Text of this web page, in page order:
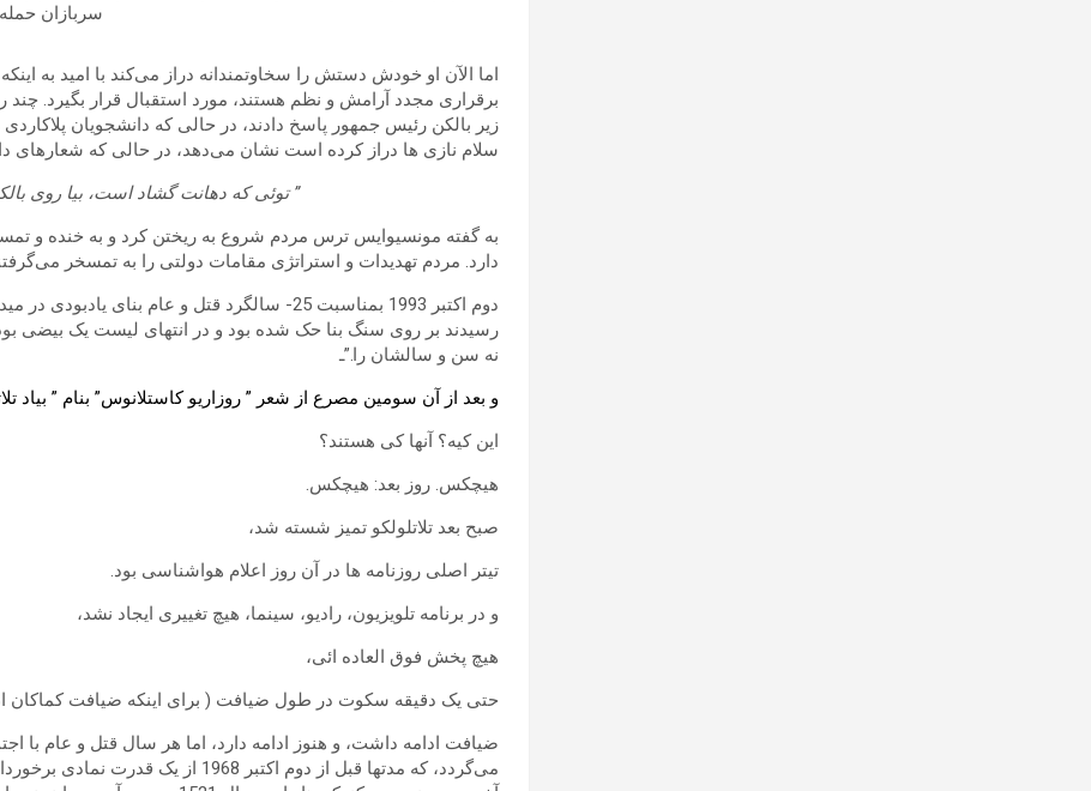
سربازان
اما الآن او خودش دستش را سخاوتمندانه دراز می‌کند با امید به
برقراری مجدد آرامش و نظم هستند، مورد استقبال قرار بگیرد.
زیر بالکن رئیس جمهور پاسخ دادند، در حالی که دانشجویان
سلام نازی ها دراز کرده است نشان می‌دهد، در حالی که شعارهای
”توئی که دهانت گشاد است، بیا روی
به گفته مونسیوایس ترس مردم شروع به ریختن کرد و به خنده و
دارد. مردم تهدیدات و استراتژی مقامات دولتی را به تمسخر می‌گرفتند. در روز 27 اوت 300000 نفر در
دوم اکتبر 1993 بمناسبت 25- سالگرد قتل و عام
رسیدند بر روی سنگ بنا حک شده بود و در انتهای لیست یک بیضی بود
نه سن و سالشان را.”ـ
و بعد از آن سومین مصرع از شعر ” روزاریو کاستلانوس” بنام ” بیاد
این کیه؟ آنها کی هستند؟
هیچکس. روز بعد: هیچکس.
صبح بعد تلاتلولکو تمیز شسته شد،
تیتر اصلی روزنامه ها در آن روز اعلام هواشناسی بود.
و در برنامه تلویزیون، رادیو، سینما، هیچ تغییری ایجاد نشد،
هیچ پخش فوق العاده ائی،
حتی یک دقیقه سکوت در طول ضیافت ( برای اینکه ضیافت کماکان
ضیافت ادامه داشت، و هنوز ادامه دارد، اما هر سال قتل و عام با
می‌گردد، که مدتها قبل از دوم اکتبر